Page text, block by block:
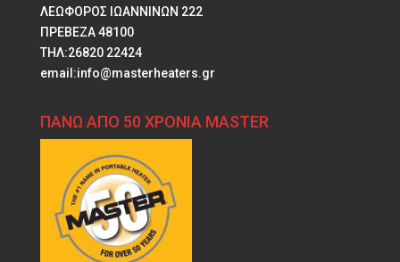
ΛΕΩΦΟΡΟΣ ΙΩΑΝΝΙΝΩΝ 222
ΠΡΕΒΕΖΑ 48100
ΤΗΛ:26820 22424
email:info@masterheaters.gr
ΠΑΝΩ ΑΠΟ 50 ΧΡΟΝΙΑ MASTER